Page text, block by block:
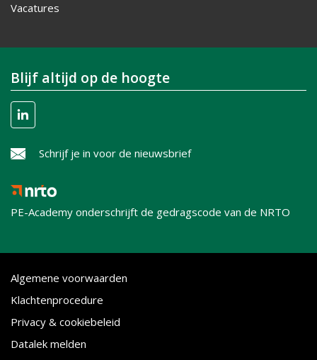
Vacatures
Blijf altijd op de hoogte
Schrijf je in voor de nieuwsbrief
PE-Academy onderschrijft de gedragscode van de NRTO
Algemene voorwaarden
Klachtenprocedure
Privacy & cookiebeleid
Datalek melden